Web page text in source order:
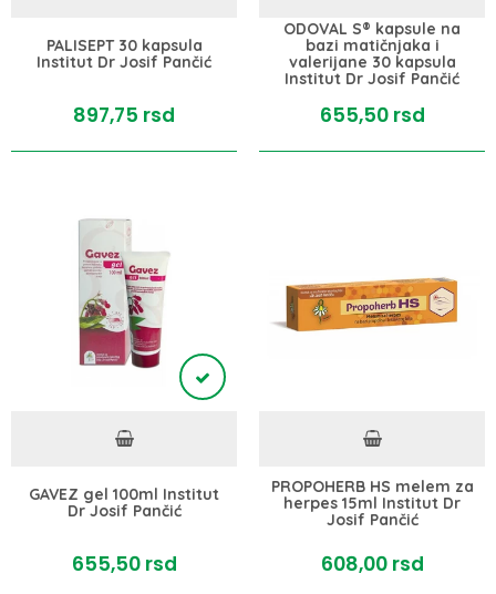
PALISEPT 30 kapsula
Institut Dr Josif Pančić
897,75 rsd
ODOVAL S® kapsule na
bazi matičnjaka i
valerijane 30 kapsula
Institut Dr Josif Pančić
655,50 rsd
GAVEZ gel 100ml Institut
Dr Josif Pančić
655,50 rsd
PROPOHERB HS melem za
herpes 15ml Institut Dr
Josif Pančić
608,00 rsd